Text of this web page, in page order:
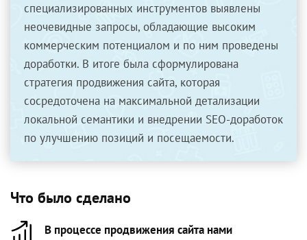
специализированных инструментов выявлены
неочевидные запросы, обладающие высоким
коммерческим потенциалом и по ним проведены
доработки. В итоге была сформулирована
стратегия продвижения сайта, которая
сосредоточена на максимальной детализации
локальной семантики и внедрении SEO-доработок
по улучшению позиций и посещаемости.
Что было сделано
В процессе продвижения сайта нами